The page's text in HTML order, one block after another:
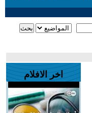
اخر الافلام